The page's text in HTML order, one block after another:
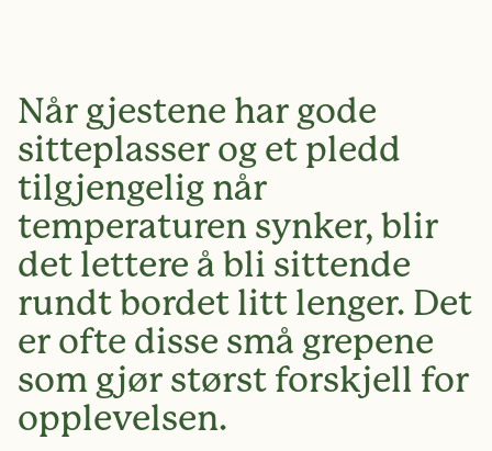
Når gjestene har gode
sitteplasser og et pledd
tilgjengelig når
temperaturen synker, blir
det lettere å bli sittende
rundt bordet litt lenger. Det
er ofte disse små grepene
som gjør størst forskjell for
opplevelsen.